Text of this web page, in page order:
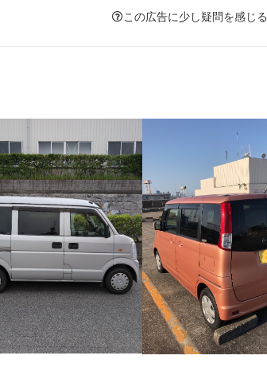
この広告に少し疑問を感じる